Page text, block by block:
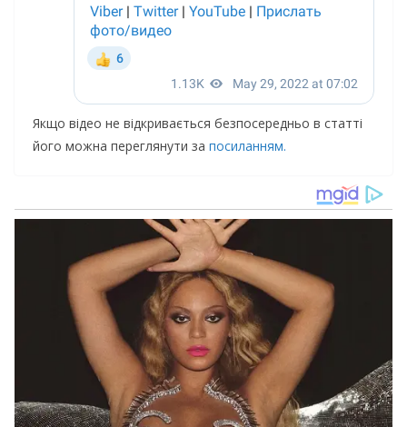
Якщо відео не відкривається безпосередньо в статті
його можна переглянути за посиланням.